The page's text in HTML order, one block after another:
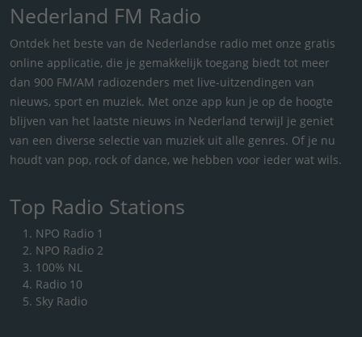
Nederland FM Radio
Ontdek het beste van de Nederlandse radio met onze gratis
online applicatie, die je gemakkelijk toegang biedt tot meer
dan 900 FM/AM radiozenders met live-uitzendingen van
nieuws, sport en muziek. Met onze app kun je op de hoogte
blijven van het laatste nieuws in Nederland terwijl je geniet
van een diverse selectie van muziek uit alle genres. Of je nu
houdt van pop, rock of dance, we hebben voor ieder wat wils.
Top Radio Stations
NPO Radio 1
NPO Radio 2
100% NL
Radio 10
Sky Radio